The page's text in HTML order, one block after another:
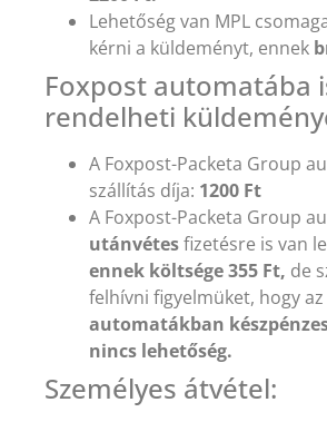
Lehetőség van MPL
kérni a küldeményt, ennek
Foxpost automatába
rendelheti
A Foxpost-Packeta Group
szállítás díja: 1200 Ft
A Foxpost-Packeta Group
utánvétesfizetésre is van
ennek költsége 355 Ft, de
felhívni figyelmüket, hogy az
automatákban
nincs lehetőség.
Személyes átvétel: